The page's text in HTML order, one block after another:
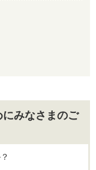
みなさまのご